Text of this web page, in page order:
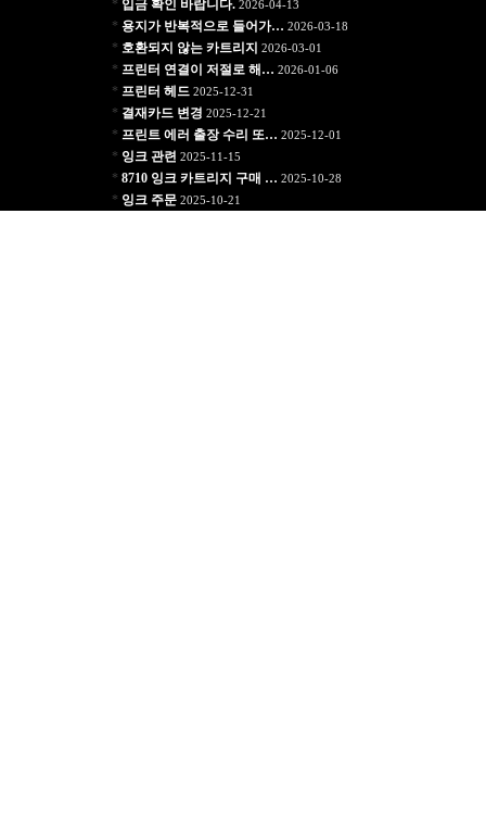
* 입금 확인 바랍니다.2026-04-13
* 용지가 반복적으로 들어가… 2026-03-18
* 호환되지 않는 카트리지 2026-03-01
* 프린터 연결이 저절로 해… 2026-01-06
* 프린터 헤드 2025-12-31
* 결재카드 변경 2025-12-21
* 프린트 에러 출장 수리 또… 2025-12-01
* 잉크 관련 2025-11-15
* 8710 잉크 카트리지 구매 … 2025-10-28
* 잉크 주문2025-10-21